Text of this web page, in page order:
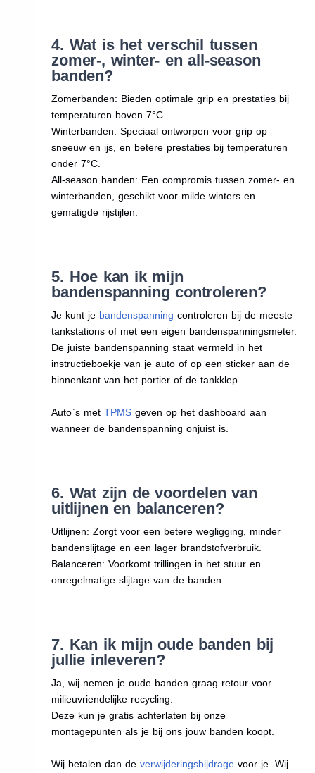
4. Wat is het verschil tussen
zomer-, winter- en all-season
banden?
Zomerbanden: Bieden optimale grip en prestaties bij
temperaturen boven 7°C.
Winterbanden: Speciaal ontworpen voor grip op
sneeuw en ijs, en betere prestaties bij temperaturen
onder 7°C.
All-season banden: Een compromis tussen zomer- en
winterbanden, geschikt voor milde winters en
gematigde rijstijlen.
5. Hoe kan ik mijn
bandenspanning controleren?
Je kunt je bandenspanning controleren bij de meeste
tankstations of met een eigen bandenspanningsmeter.
De juiste bandenspanning staat vermeld in het
instructieboekje van je auto of op een sticker aan de
binnenkant van het portier of de tankklep.
Auto`s metTPMS geven op het dashboard aan
wanneer de bandenspanning onjuist is.
6. Wat zijn de voordelen van
uitlijnen en balanceren?
Uitlijnen: Zorgt voor een betere wegligging, minder
bandenslijtage en een lager brandstofverbruik.
Balanceren: Voorkomt trillingen in het stuur en
onregelmatige slijtage van de banden.
7. Kan ik mijn oude banden bij
jullie inleveren?
Ja, wij nemen je oude banden graag retour voor
milieuvriendelijke recycling.
Deze kun je gratis achterlaten bij onze
montagepunten als je bij ons jouw banden koopt.
Wij betalen dan deverwijderingsbijdrage voor je. Wij